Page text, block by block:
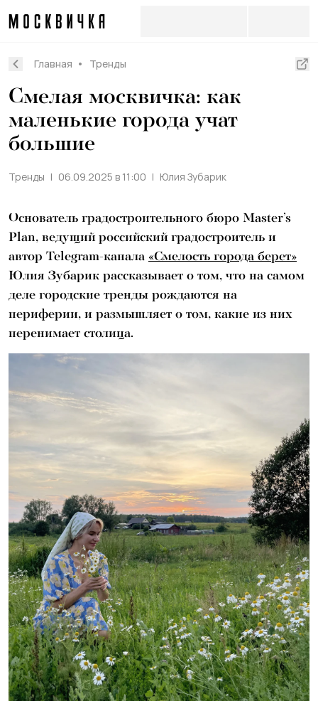
Главная Тренды
Смелая москвичка: как
маленькие города учат
большие
Тренды 06.09.2025 в 11:00 Юлия Зубарик
Основатель градостроительного бюро Master’s
Plan, ведущий российский градостроитель и
автор Telegram-канала «Смелость города берет»
Юлия Зубарик рассказывает о том, что на самом
деле городские тренды рождаются на
периферии, и размышляет о том, какие из них
перенимает столица.